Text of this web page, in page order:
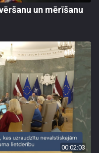
un mērīšanu
00:02:03